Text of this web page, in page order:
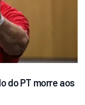
do PT morre aos